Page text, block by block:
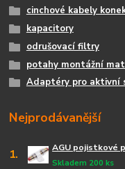
cinchové kabely
kapacitory
odrušovací filtry
potahy montážní
Adaptéry pro aktivní
Nejprodávanější
1. AGU pojistkové
Skladem 200 ks